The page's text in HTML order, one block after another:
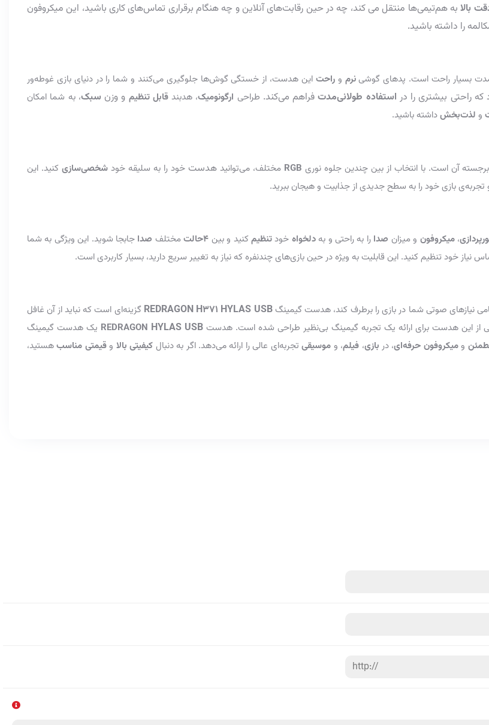
بالابه هم‌تیمی‌ها منتقل می کند، چه در حین رقابت‌های آنلاین و چه هنگام برقراری تماس‌های کاری باشید، این میکروفون
را داشته باشید.
بسیار راحت است. پدهای گوشینرم وراحت این هدست، از خستگی گوش‌ها جلوگیری می‌کنند و شما را در دنیای بازی غوطه‌ور
راحتی بیشتری را در استفاده طولانی‌مدتفراهم می‌کند. طراحی ارگونومیک، هدبندقابل تنظیم و وزن سبک، به شما امکان
و لذت‌بخشداشته باشید.
آن است. با انتخاب از بین چندین جلوه‌ نوری RGB مختلف، می‌توانید هدست خود را به سلیقه خود شخصی‌سازی کنید. این
تجربه‌ی بازی خود را به سطح جدیدی از جذابیت و هیجان ببرید.
،میکروفون و میزان صدارا به راحتی و بهدلخواه خودتنظیمکنید و بین 4حالت‌مختلف صدا جابجا شوید. این ویژگی به شما
خود تنظیم کنید. این قابلیت به ویژه در حین بازی‌های چندنفره که نیاز به تغییر سریع دارید، بسیار کاربردی است.
نیازهای صوتی شما در بازی را برطرف کند، هدست گیمینگREDRAGON H371 HYLAS USB گزینه‌ای است که نباید از آن غافل
از این هدست برای ارائه یک تجربه گیمینگ بی‌نظیر طراحی شده است. هدست REDRAGON HYLAS USB
یک هدست گیمینگ
ومیکروفون حرفه‌ای، در بازی‌، فیلم، و موسیقی تجربه‌ای عالی را ارائه می‌دهد. اگر به دنبال کیفیتی بالا وقیمتی مناسبهستید،